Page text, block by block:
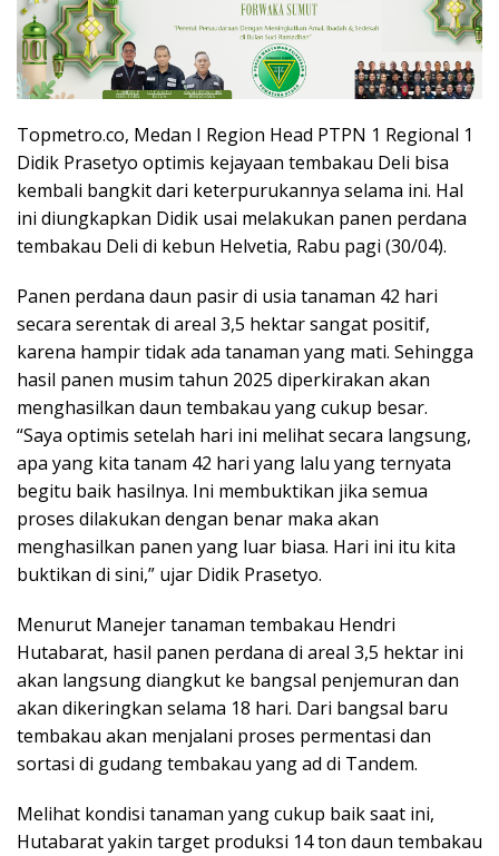
Topmetro.co, Medan I Region Head PTPN 1 Regional 1
Didik Prasetyo optimis kejayaan tembakau Deli bisa
kembali bangkit dari keterpurukannya selama ini. Hal
ini diungkapkan Didik usai melakukan panen perdana
tembakau Deli di kebun Helvetia, Rabu pagi (30/04).
Panen perdana daun pasir di usia tanaman 42 hari
secara serentak di areal 3,5 hektar sangat positif,
karena hampir tidak ada tanaman yang mati. Sehingga
hasil panen musim tahun 2025 diperkirakan akan
menghasilkan daun tembakau yang cukup besar.
“Saya optimis setelah hari ini melihat secara langsung,
apa yang kita tanam 42 hari yang lalu yang ternyata
begitu baik hasilnya. Ini membuktikan jika semua
proses dilakukan dengan benar maka akan
menghasilkan panen yang luar biasa. Hari ini itu kita
buktikan di sini,” ujar Didik Prasetyo.
Menurut Manejer tanaman tembakau Hendri
Hutabarat, hasil panen perdana di areal 3,5 hektar ini
akan langsung diangkut ke bangsal penjemuran dan
akan dikeringkan selama 18 hari. Dari bangsal baru
tembakau akan menjalani proses permentasi dan
sortasi di gudang tembakau yang ad di Tandem.
Melihat kondisi tanaman yang cukup baik saat ini,
Hutabarat yakin target produksi 14 ton daun tembakau